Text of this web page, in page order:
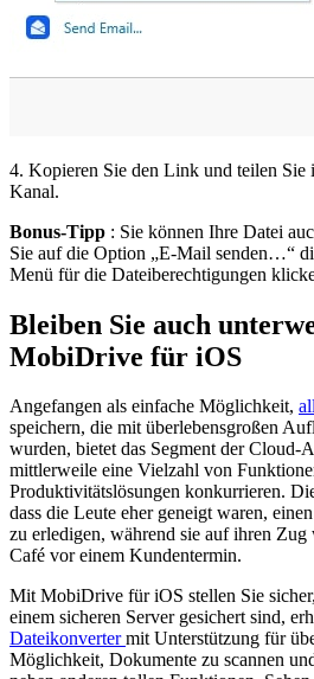
4. Kopieren Sie den Link und teilen Sie
Kanal.
Bonus-Tipp : Sie können Ihre Datei
Sie auf die Option „E-Mail senden…“
Menü für die Dateiberechtigungen
Bleiben Sie auch
MobiDrive für iOS
Angefangen als einfache Möglichkeit,
speichern, die mit überlebensgroßen
wurden, bietet das Segment der
mittlerweile eine Vielzahl von
Produktivitätslösungen konkurrieren.
dass die Leute eher geneigt waren,
zu erledigen, während sie auf ihren
Café vor einem Kundentermin.
Mit MobiDrive für iOS stellen Sie
einem sicheren Server gesichert sind,
Dateikonvertermit Unterstützung für
Möglichkeit, Dokumente zu scannen